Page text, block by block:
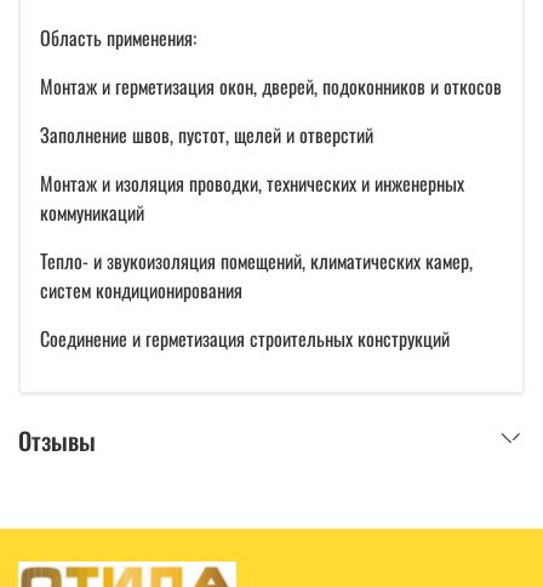
Область применения:
Монтаж и герметизация окон, дверей, подоконников и откосов
Заполнение швов, пустот, щелей и отверстий
Монтаж и изоляция проводки, технических и инженерных
коммуникаций
Тепло- и звукоизоляция помещений, климатических камер,
систем кондиционирования
Соединение и герметизация строительных конструкций
Отзывы